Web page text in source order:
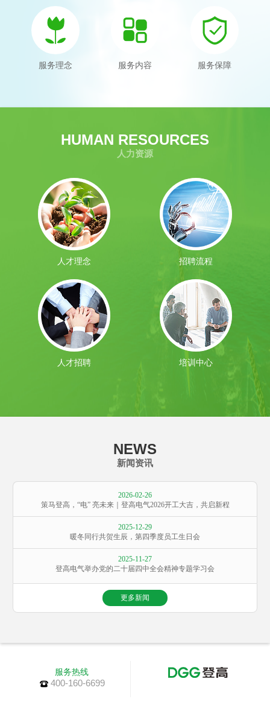
服务理念 服务内容 服务保障
HUMAN RESOURCES
人力资源
人才理念 招聘流程
人才招聘 培训中心
NEWS
新闻资讯
2026-02-26
策马登高，“电” 亮未来｜登高电气2026开工大吉，共启新程
2025-12-29
暖冬同行共贺生辰，第四季度员工生日会
2025-11-27
登高电气举办党的二十届四中全会精神专题学习会
更多新闻
服务热线
400-160-6699